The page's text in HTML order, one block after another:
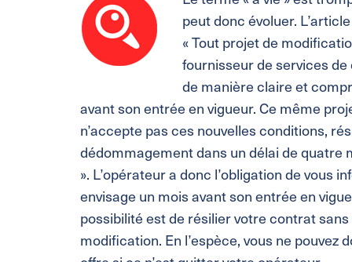
peut donc évoluer.
« Tout projet de
fournisseur de services
de manière claire et
avant son entrée en vigueur. Ce même
n’accepte pas ces nouvelles conditions,
dédommagement dans un délai de
». L’opérateur a donc l’obligation de vous
envisage un mois avant son entrée en
possibilité est de résilier votre contrat
modification. En l’espèce, vous ne